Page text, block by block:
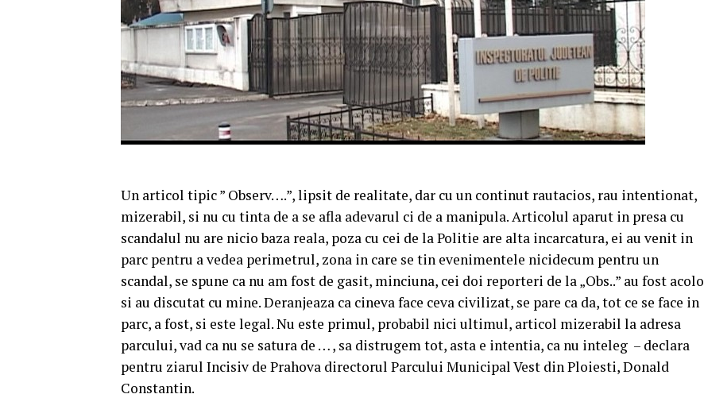
Un articol tipic ” Observ….”, lipsit de realitate, dar cu un continut rautacios, rau intentionat,
mizerabil, si nu cu tinta de a se afla adevarul ci de a manipula. Articolul aparut in presa cu
scandalul nu are nicio baza reala, poza cu cei de la Politie are alta incarcatura, ei au venit in
parc pentru a vedea perimetrul, zona in care se tin evenimentele nicidecum pentru un
scandal, se spune ca nu am fost de gasit, minciuna, cei doi reporteri de la „Obs..” au fost acolo
si au discutat cu mine. Deranjeaza ca cineva face ceva civilizat, se pare ca da, tot ce se face in
parc, a fost, si este legal. Nu este primul, probabil nici ultimul, articol mizerabil la adresa
parcului, vad ca nu se satura de … , sa distrugem tot, asta e intentia, ca nu inteleg – declara
pentru ziarul Incisiv de Prahova directorul Parcului Municipal Vest din Ploiesti, Donald
Constantin.